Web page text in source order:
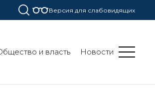
Версия для слабовидящих
и власть Новости